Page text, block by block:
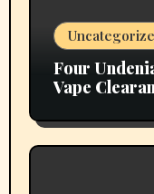
Four
Vape